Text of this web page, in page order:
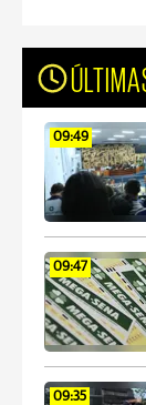
09:49
09:47
09:35